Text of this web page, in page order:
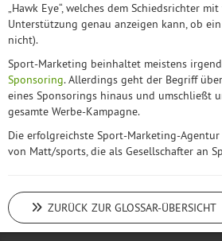
„Hawk Eye“, welches dem Schiedsrichter
Unterstützung genau anzeigen kann, ob
nicht).
Sport-Marketing beinhaltet meistens
Sponsoring. Allerdings geht der Begriff
eines Sponsorings hinaus und umschließt
gesamte Werbe-Kampagne.
Die erfolgreichste Sport-Marketing-
von Matt/sports, die als Gesellschafter an
ZURÜCK ZUR GLOSSAR-ÜBERSICHT